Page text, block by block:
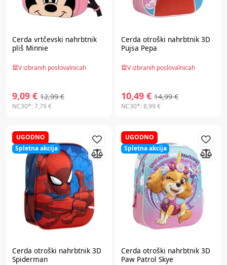
Cerda vrtčevski nahrbtnik
pliš Minnie
V izbranih poslovalnicah
9,09 € 12,99 €
NC30*:7,79 €
Cerda otroški nahrbtnik 3D
Pujsa Pepa
V izbranih poslovalnicah
10,49 € 14,99 €
NC30*:8,99 €
UGODNO
Spletna akcija
Cerda otroški nahrbtnik 3D
Spiderman
UGODNO
Spletna akcija
Cerda otroški nahrbtnik 3D
Paw Patrol Skye